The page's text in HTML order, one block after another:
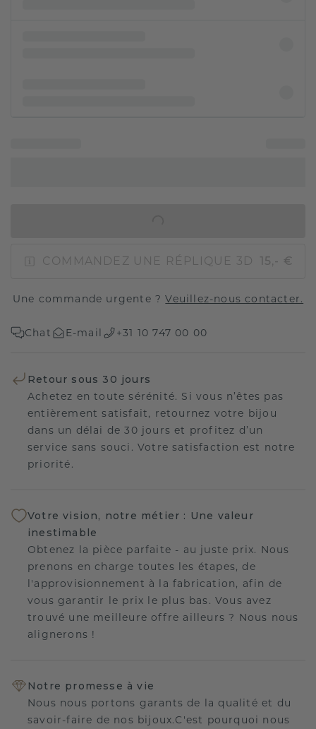
COMMANDEZ UNE RÉPLIQUE 3D 15,- €
Une commande urgente ?Veuillez-nous contacter.
Chat E-mail +31 10 747 00 00
Retour sous 30 jours
Achetez en toute sérénité. Si vous n’êtes pas
entièrement satisfait, retournez votre bijou
dans un délai de 30 jours et profitez d’un
service sans souci. Votre satisfaction est notre
priorité.
Votre vision, notre métier : Une valeur
inestimable
Obtenez la pièce parfaite - au juste prix. Nous
prenons en charge toutes les étapes, de
l'approvisionnement à la fabrication, afin de
vous garantir le prix le plus bas. Vous avez
trouvé une meilleure offre ailleurs ? Nous nous
alignerons !
Notre promesse à vie
Nous nous portons garants de la qualité et du
savoir-faire de nos bijoux.C'est pourquoi nous